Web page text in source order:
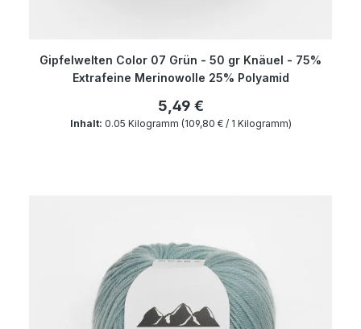
Gipfelwelten Color 07 Grün - 50 gr Knäuel - 75%
Extrafeine Merinowolle 25% Polyamid
5,49 €
Inhalt: 0.05 Kilogramm (109,80 € / 1 Kilogramm)